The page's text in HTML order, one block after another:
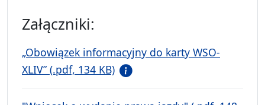
Załączniki:
„Obowiązek informacyjny do karty WSO-
XLIV” (.pdf, 134 KB)